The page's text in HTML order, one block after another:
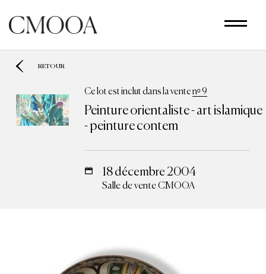
contenu
principal
RETOUR
Ce lot est inclut dans la ventenᵒ 9
Peinture orientaliste - art islamique
- peinture contem
18 décembre 2004
Salle de vente CMOOA